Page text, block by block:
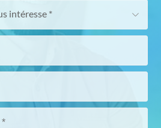
intéresse *